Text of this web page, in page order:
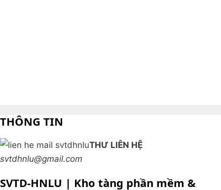
THÔNG TIN
THƯ LIÊN HỆ
svtdhnlu@gmail.com
SVTD-HNLU | Kho tàng phần mềm &